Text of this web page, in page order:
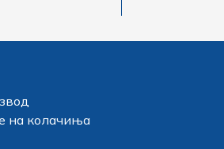
на колачиња